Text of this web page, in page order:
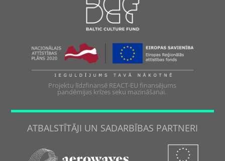
Projektu līdzfinansē REACT-EU finansējums
pandēmijas krīzes seku mazināšanai.
ATBALSTĪTĀJI UN SADARBĪBAS PARTNERI